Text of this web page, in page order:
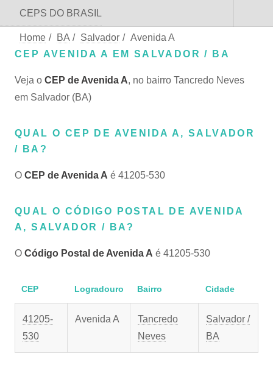
CEPS DO BRASIL
Home / BA / Salvador / Avenida A
CEP AVENIDA A EM SALVADOR / BA
Veja o CEP de Avenida A, no bairro Tancredo Neves
em Salvador (BA)
QUAL O CEP DE AVENIDA A, SALVADOR
/ BA?
O CEP de Avenida A é 41205-530
QUAL O CÓDIGO POSTAL DE AVENIDA
A, SALVADOR / BA?
O Código Postal de Avenida A é 41205-530
CEP Logradouro Bairro Cidade
41205-
530
Avenida A
Tancredo
Neves
Salvador /
BA